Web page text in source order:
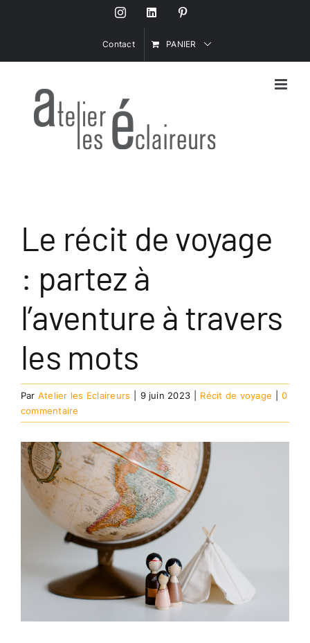
InstagramLinkedIn
Contact PANIER
Le récit de voyage
: partez à
l’aventure à travers
les mots
Par Atelier les Eclaireurs 9 juin 2023 Récit de voyage
0
commentaire
Voir
l'image
agrandie